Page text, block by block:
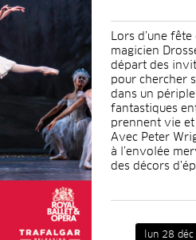
Lors d’une
magicien
départ des
pour chercher
dans un
fantastiques
prennent vie et
Avec Peter
à l’envolée
des décors
lun 28 déc